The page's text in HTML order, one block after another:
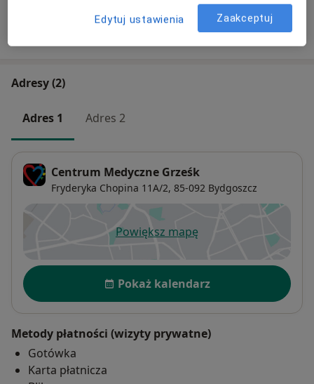
W jaki sposób ustalane są ceny?
Adresy (2)
Adres 1 Adres 2
Centrum Medyczne Grześk
Fryderyka Chopina 11A/2, 85-092 Bydgoszcz
Powiększ mapęotwiera się w nowej karcie
Dostępność
Pokaż kalendarz
Metody płatności (wizyty prywatne)
Gotówka
Karta płatnicza
Edytuj ustawienia Zaakceptuj